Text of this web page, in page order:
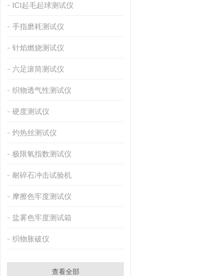
ICI起毛起球测试仪
手指磨耗测试仪
针焰燃烧测试仪
六足滚筒测试仪
织物透气性测试仪
硬度测试仪
灼热丝测试仪
极限氧指数测试仪
耐碎石冲击试验机
摩擦色牢度测试仪
盐雾色牢度测试箱
织物胀破仪
查看全部